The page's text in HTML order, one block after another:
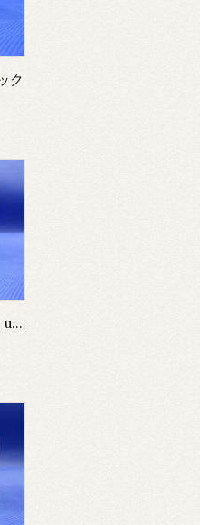
ク
トミカ トミカプレミアム unlimited 06 ワイルド・スピード 1999 SKYLINE GT-R